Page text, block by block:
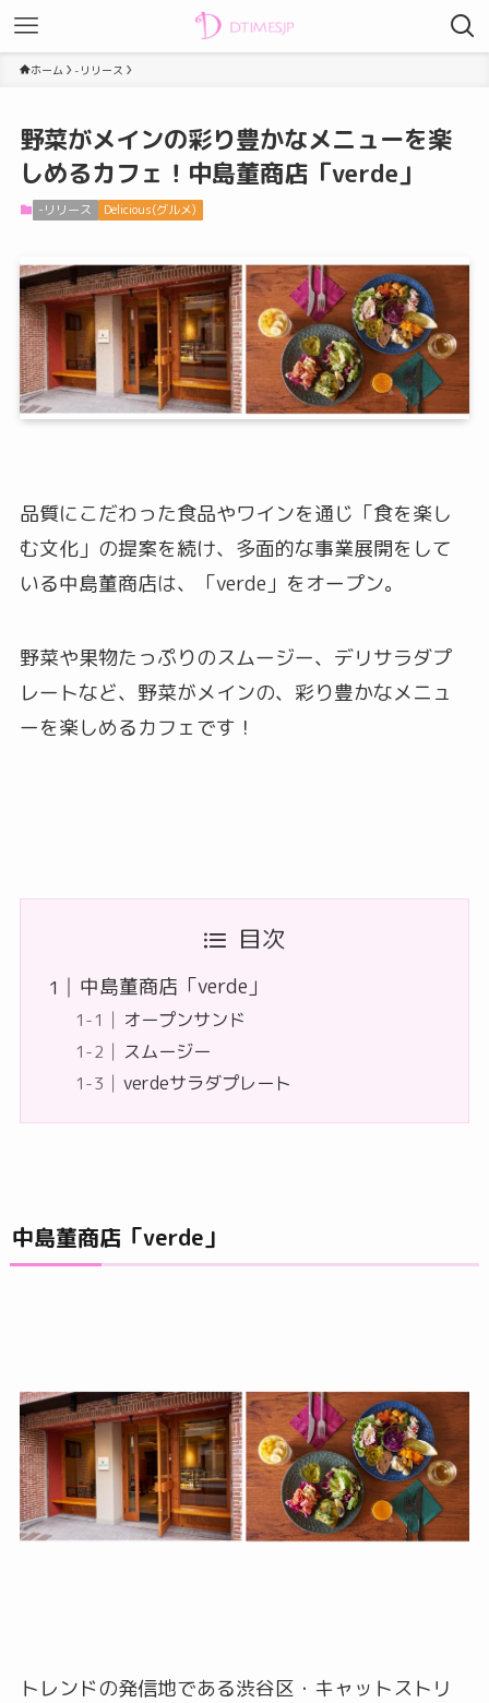
ホーム -リリース
野菜がメインの彩り豊かなメニューを楽
しめるカフェ！中島董商店「verde」
-リリース Delicious(グルメ)
品質にこだわった食品やワインを通じ「食を楽し
む文化」の提案を続け、多面的な事業展開をして
いる中島董商店は、「verde」をオープン。
野菜や果物たっぷりのスムージー、デリサラダプ
レートなど、野菜がメインの、彩り豊かなメニュ
ーを楽しめるカフェです！
目次
中島董商店「verde」
オープンサンド
スムージー
verdeサラダプレート
中島董商店「verde」
トレンドの発信地である渋谷区・キャットストリ